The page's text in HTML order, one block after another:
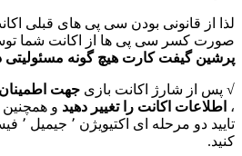
لذا از قانونی بودن سی پی های قبلی
صورت کسر سی پی ها از اکانت شما
پرشین گیفت کارت هیچ گونه مسئولیتی
√ پس از شارژ اکانت بازی جهت
، اطلاعات اکانت را تغییر دهید
تایید
کنید.